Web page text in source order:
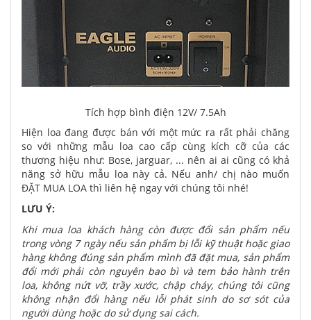
Tích hợp bình điện 12V/ 7.5Ah
Hiện loa đang được bán với một mức ra rất phải chăng
so với những mẫu loa cao cấp cùng kích cỡ của các
thương hiệu như: Bose, jarguar, ... nên ai ai cũng có khả
năng sở hữu mẫu loa này cả. Nếu anh/ chị nào muốn
ĐẶT MUA LOA thì liên hệ ngay với chúng tôi nhé!
LƯU Ý:
Khi mua loa khách hàng còn được đổi sản phẩm nếu
trong vòng 7 ngày nếu sản phẩm bị lỗi kỹ thuật hoặc giao
hàng không đúng sản phẩm mình đã đặt mua, sản phẩm
đổi mới phải còn nguyên bao bì và tem bảo hành trên
loa, không nứt vỡ, trầy xước, chập cháy, chúng tôi cũng
không nhận đổi hàng nếu lỗi phát sinh do sơ sót của
người dùng hoặc do sử dụng sai cách.